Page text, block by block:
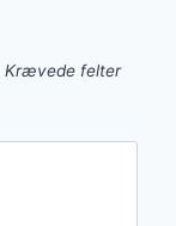
Krævede felter